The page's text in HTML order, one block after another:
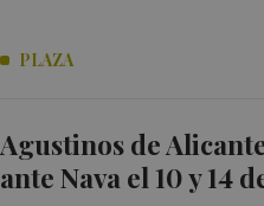
PLAZA
Agustinos de
ante Nava el 10 y 14